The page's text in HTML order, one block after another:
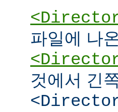
파일에 나
것에서 긴